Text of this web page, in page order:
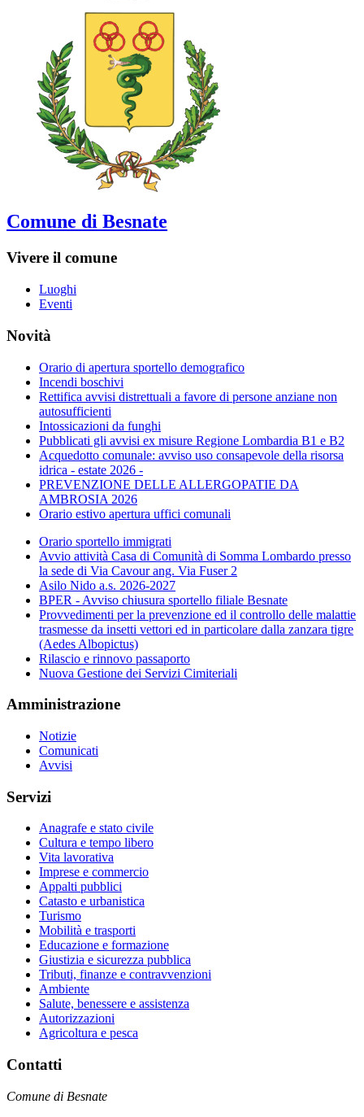
Comune di Besnate
Vivere il comune
Luoghi
Eventi
Novità
Orario di apertura sportello demografico
Incendi boschivi
Rettifica avvisi distrettuali a favore di persone anziane non
autosufficienti
Intossicazioni da funghi
Pubblicati gli avvisi ex misure Regione Lombardia B1 e B2
Acquedotto comunale: avviso uso consapevole della risorsa
idrica - estate 2026 -
PREVENZIONE DELLE ALLERGOPATIE DA
AMBROSIA 2026
Orario estivo apertura uffici comunali
Orario sportello immigrati
Avvio attività Casa di Comunità di Somma Lombardo presso
la sede di Via Cavour ang. Via Fuser 2
Asilo Nido a.s. 2026-2027
BPER - Avviso chiusura sportello filiale Besnate
Provvedimenti per la prevenzione ed il controllo delle malattie
trasmesse da insetti vettori ed in particolare dalla zanzara tigre
(Aedes Albopictus)
Rilascio e rinnovo passaporto
Nuova Gestione dei Servizi Cimiteriali
Amministrazione
Notizie
Comunicati
Avvisi
Servizi
Anagrafe e stato civile
Cultura e tempo libero
Vita lavorativa
Imprese e commercio
Appalti pubblici
Catasto e urbanistica
Turismo
Mobilità e trasporti
Educazione e formazione
Giustizia e sicurezza pubblica
Tributi, finanze e contravvenzioni
Ambiente
Salute, benessere e assistenza
Autorizzazioni
Agricoltura e pesca
Contatti
Comune di Besnate